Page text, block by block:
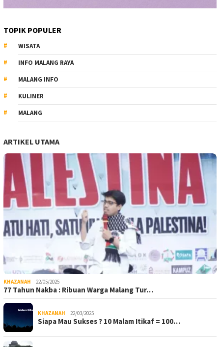
TOPIK POPULER
WISATA
INFO MALANG RAYA
MALANG INFO
KULINER
MALANG
ARTIKEL UTAMA
KHAZANAH 22/05/2025
77 Tahun Nakba : Ribuan Warga Malang Tur…
KHAZANAH 22/03/2025
Siapa Mau Sukses ? 10 Malam Itikaf = 100…